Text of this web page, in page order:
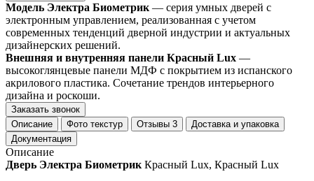
Модель Электра Биометрик — серия умных дверей с
электронным управлением, реализованная с учетом
современных тенденций дверной индустрии и актуальных
дизайнерских решений.
Внешняя и внутренняя панели Красный Lux —
высокоглянцевые панели МДФ с покрытием из испанского
акрилового пластика. Сочетание трендов интерьерного
дизайна и роскоши.
Заказать звонок
Описание
Фото текстур Отзывы 3
Доставка и упаковка
Документация
Описание
Дверь Электра Биометрик Красный Lux, Красный Lux